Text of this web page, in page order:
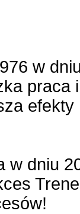
w
praca
efekty
w dniu